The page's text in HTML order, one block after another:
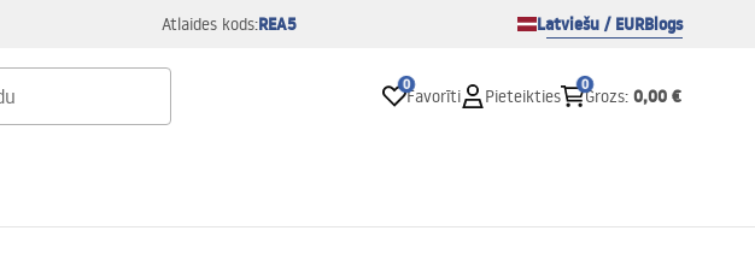
Atlaides kods:REA5 Latviešu / EURBlogs
0
Favorīti Pieteikties
0
Grozs: 0,00 €